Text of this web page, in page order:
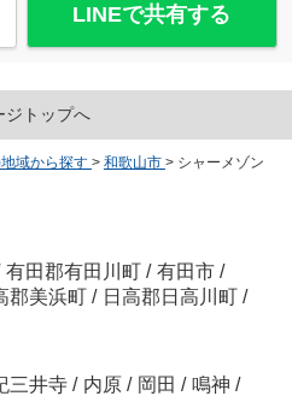
LINEで共有する
ジトップへ
域から探す > 和歌山市 > シャーメゾン
有田郡有田川町 / 有田市 /
郡美浜町 / 日高郡日高川町 /
三井寺 / 内原 / 岡田 / 鳴神 /